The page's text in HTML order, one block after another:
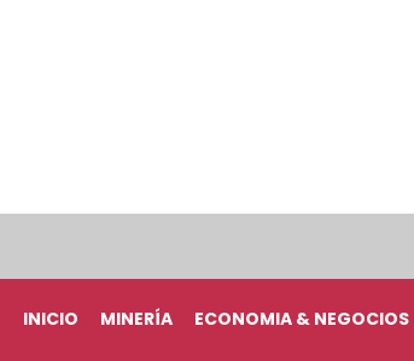
INICIO MINERÍA ECONOMIA & NEGOCIOS